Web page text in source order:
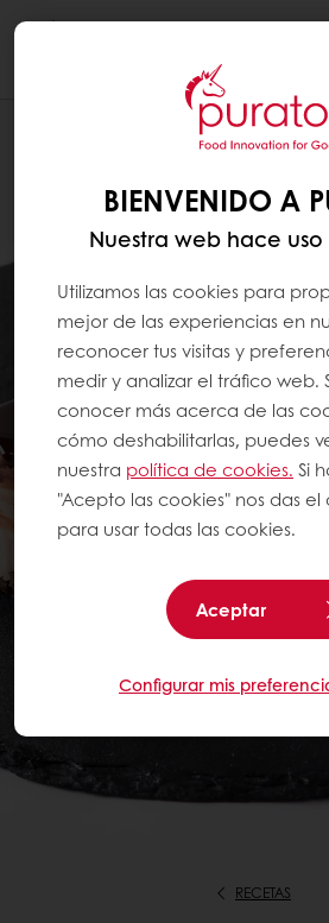
RECETAS
BIENVENIDO A
Nuestra web hace
Utilizamos las cookies para
mejor de las experiencias en
reconocer tus visitas y
medir y analizar el tráfico web.
conocer más acerca de las
cómo deshabilitarlas, puedes
nuestra política de cookies. Si
"Acepto las cookies" nos das
para usar todas las cookies.
Aceptar
Configurar mis